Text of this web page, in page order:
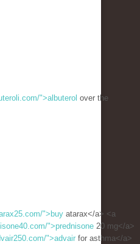
">albuterol over the
">buy atarax</a> <a
">prednisone 20 mg</a>
">advair for asthma</a>